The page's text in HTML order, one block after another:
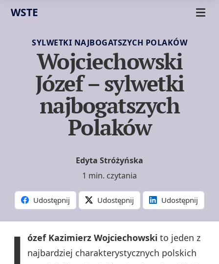
WSTE
SYLWETKI NAJBOGATSZYCH POLAKÓW
Wojciechowski
Józef – sylwetki
najbogatszych
Polaków
Edyta Stróżyńska
1 min. czytania
Udostępnij Udostępnij Udostępnij
J ózef Kazimierz Wojciechowski to jeden z
najbardziej charakterystycznych polskich